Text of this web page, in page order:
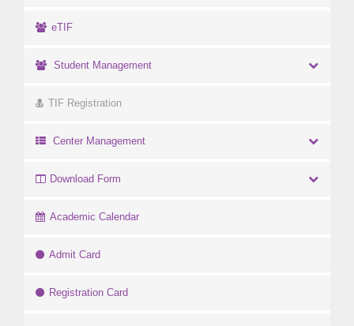
eTIF
Student Management
TIF Registration
Center Management
Download Form
Academic Calendar
Admit Card
Registration Card